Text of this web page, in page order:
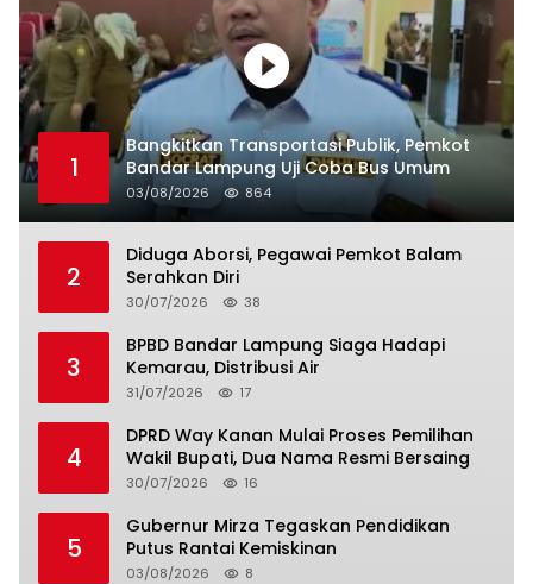
1
Bangkitkan Transportasi Publik, Pemkot
Bandar Lampung Uji Coba Bus Umum
03/08/2026 864
2
Diduga Aborsi, Pegawai Pemkot Balam
Serahkan Diri
30/07/2026 38
3
BPBD Bandar Lampung Siaga Hadapi
Kemarau, Distribusi Air
31/07/2026 17
4
DPRD Way Kanan Mulai Proses Pemilihan
Wakil Bupati, Dua Nama Resmi Bersaing
30/07/2026 16
5
Gubernur Mirza Tegaskan Pendidikan
Putus Rantai Kemiskinan
03/08/2026 8